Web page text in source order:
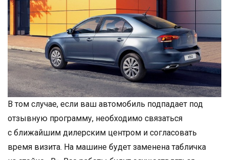
В том случае, если ваш автомобиль подпадает под
отзывную программу, необходимо связаться
с ближайшим дилерским центром и согласовать
время визита. На машине будет заменена табличка